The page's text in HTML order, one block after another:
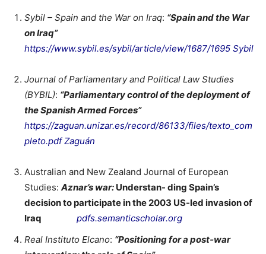
Sybil – Spain and the War on Iraq: “Spain and the War
on Iraq”
https://www.sybil.es/sybil/article/view/1687/1695 Sybil
Journal of Parliamentary and Political Law Studies
(BYBIL): “Parliamentary control of the deployment of
the Spanish Armed Forces”
https://zaguan.unizar.es/record/86133/files/texto_com
pleto.pdf Zaguán
Australian and New Zealand Journal of European
Studies: Aznar’s war: Understan- ding Spain’s
decision to participate in the 2003 US-led invasion of
Iraq
pdfs.semanticscholar.org
Real Instituto Elcano: “Positioning for a post‑war